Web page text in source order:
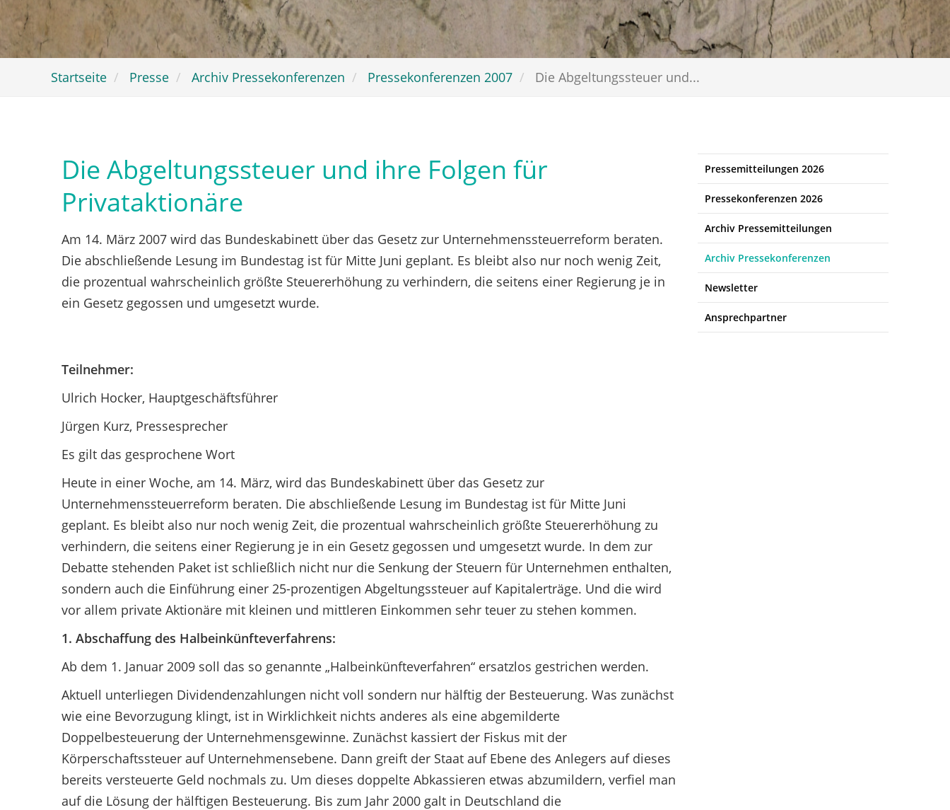
Startseite Presse Archiv Pressekonferenzen Pressekonferenzen 2007 Die Abgeltungssteuer und...
Die Abgeltungssteuer und ihre Folgen für
Privataktionäre
Am 14. März 2007 wird das Bundeskabinett über das Gesetz zur Unternehmenssteuerreform beraten.
Die abschließende Lesung im Bundestag ist für Mitte Juni geplant. Es bleibt also nur noch wenig Zeit,
die prozentual wahrscheinlich größte Steuererhöhung zu verhindern, die seitens einer Regierung je in
ein Gesetz gegossen und umgesetzt wurde.
Teilnehmer:
Ulrich Hocker, Hauptgeschäftsführer
Jürgen Kurz, Pressesprecher
Es gilt das gesprochene Wort
Heute in einer Woche, am 14. März, wird das Bundeskabinett über das Gesetz zur
Unternehmenssteuerreform beraten. Die abschließende Lesung im Bundestag ist für Mitte Juni
geplant. Es bleibt also nur noch wenig Zeit, die prozentual wahrscheinlich größte Steuererhöhung zu
verhindern, die seitens einer Regierung je in ein Gesetz gegossen und umgesetzt wurde. In dem zur
Debatte stehenden Paket ist schließlich nicht nur die Senkung der Steuern für Unternehmen enthalten,
sondern auch die Einführung einer 25-prozentigen Abgeltungssteuer auf Kapitalerträge. Und die wird
vor allem private Aktionäre mit kleinen und mittleren Einkommen sehr teuer zu stehen kommen.
1. Abschaffung des Halbeinkünfteverfahrens:
Ab dem 1. Januar 2009 soll das so genannte „Halbeinkünfteverfahren“ ersatzlos gestrichen werden.
Aktuell unterliegen Dividendenzahlungen nicht voll sondern nur hälftig der Besteuerung. Was zunächst
wie eine Bevorzugung klingt, ist in Wirklichkeit nichts anderes als eine abgemilderte
Doppelbesteuerung der Unternehmensgewinne. Zunächst kassiert der Fiskus mit der
Körperschaftssteuer auf Unternehmensebene. Dann greift der Staat auf Ebene des Anlegers auf dieses
bereits versteuerte Geld nochmals zu. Um dieses doppelte Abkassieren etwas abzumildern, verfiel man
auf die Lösung der hälftigen Besteuerung. Bis zum Jahr 2000 galt in Deutschland die
Pressemitteilungen 2026
Pressekonferenzen 2026
Archiv Pressemitteilungen
Archiv Pressekonferenzen
Newsletter
Ansprechpartner